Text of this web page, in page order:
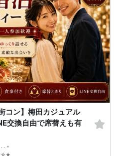
なることはありません！お一人様参加
で超人気の飲み会！》
欲しい人
ます！
コン】梅田カジュアル
交換自由で席替えも有
･＊